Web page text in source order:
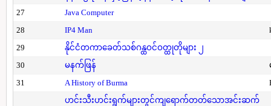
27
Java Computer
28
IP4 Man
29
နိုင်ငံတကာခေတ်သစ်ဂန္ထဝင်ဝတ္ထုတိုများ ၂
30
မနက်ဖြန်
31
A History of Burma
ဟင်းသီးဟင်းရွက်များတွင်ကျရောက်တတ်သောအင်းဆက်